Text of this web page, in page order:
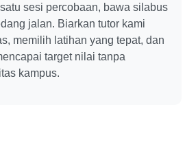
sesi percobaan, bawa silabus
jalan. Biarkan tutor kami
memilih latihan yang tepat, dan
target nilai tanpa
kampus.